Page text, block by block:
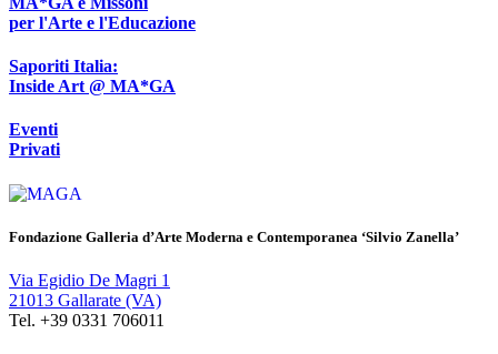
per l'Arte e l'Educazione
Saporiti Italia:
Inside Art @ MA*GA
Eventi
Privati
Fondazione Galleria d’Arte Moderna e Contemporanea ‘Silvio Zanella’
Via Egidio De Magri 1
21013 Gallarate (VA)
Tel. +39 0331 706011